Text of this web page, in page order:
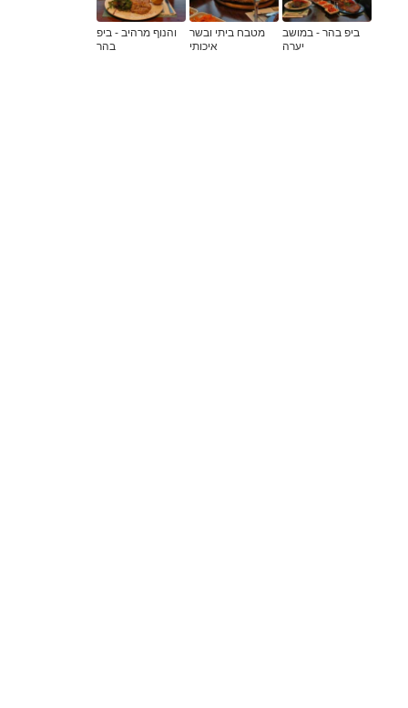
ביפ בהר - במושב
יערה
מטבח ביתי ובשר
איכותי
והנוף מרהיב - ביפ
בהר